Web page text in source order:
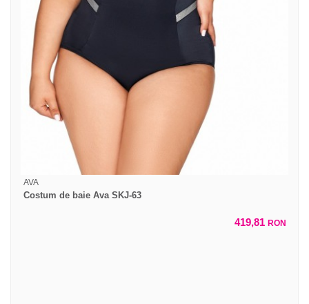
AVA
Costum de baie Ava SKJ-63
419,81 RON